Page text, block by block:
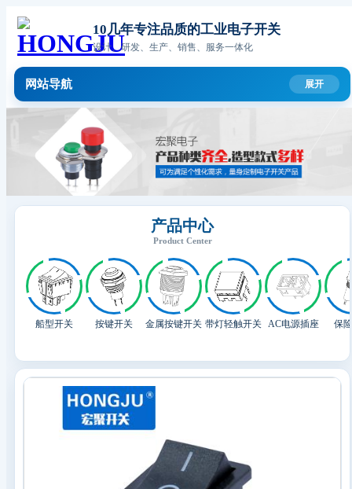
10几年专注品质的工业电子开关
设计、研发、生产、销售、服务一体化
网站导航
产品中心
Product Center
船型开关 按键开关 金属按键开关 带灯轻触开关 AC电源插座 保